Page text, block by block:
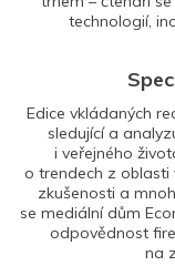
technologií,
Edice vkládaných
sledující a
i veřejného
o trendech z oblasti
zkušenosti a
se mediální dům
odpovědnost
na